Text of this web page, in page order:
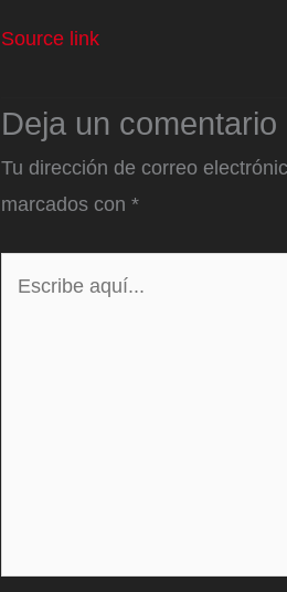
Source link
Deja un comentario
Tu dirección de correo
marcados con *